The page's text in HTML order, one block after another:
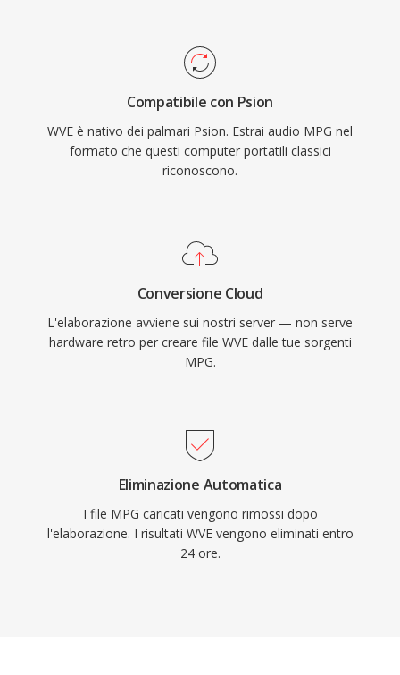
Compatibile con Psion
WVE è nativo dei palmari Psion. Estrai audio MPG nel
formato che questi computer portatili classici
riconoscono.
Conversione Cloud
L'elaborazione avviene sui nostri server — non serve
hardware retro per creare file WVE dalle tue sorgenti
MPG.
Eliminazione Automatica
I file MPG caricati vengono rimossi dopo
l'elaborazione. I risultati WVE vengono eliminati entro
24 ore.